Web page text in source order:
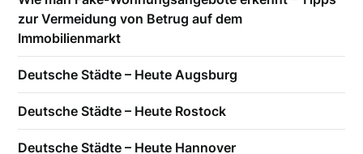
zur Vermeidung von Betrug auf dem
Immobilienmarkt
Deutsche Städte – Heute Augsburg
Deutsche Städte – Heute Rostock
Deutsche Städte – Heute Hannover